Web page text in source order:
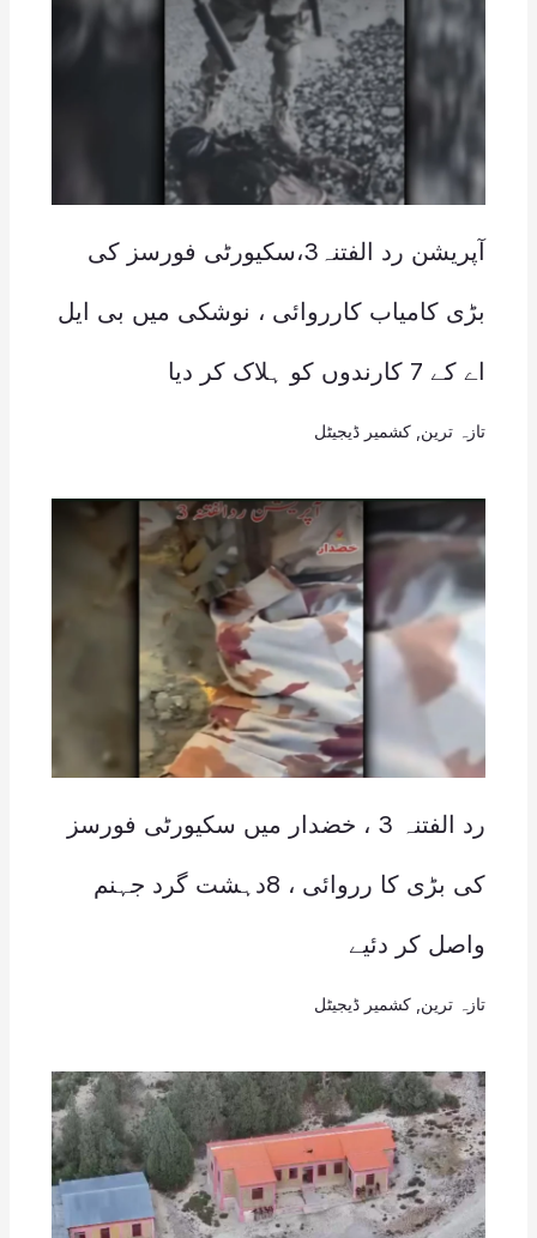
آپریشن رد الفتنہ3،سکیورٹی فورسز کی
بڑی کامیاب کارروائی ، نوشکی میں بی ایل
اے کے 7 کارندوں کو ہلاک کر دیا
تازہ ترین کشمیر ڈیجیٹل
رد الفتنہ 3 ، خضدار میں سکیورٹی فورسز
کی بڑی کا رروائی ، 8دہشت گرد جہنم
واصل کر دئیے
تازہ ترین کشمیر ڈیجیٹل